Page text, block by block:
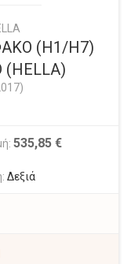
(H1/H7)
535,85 €
Δεξιά